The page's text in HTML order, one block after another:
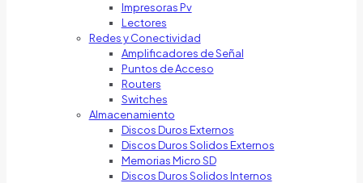
Impresoras Pv
Lectores
Redes y Conectividad
Amplificadores de Señal
Puntos de Acceso
Routers
Switches
Almacenamiento
Discos Duros Externos
Discos Duros Solidos Externos
Memorias Micro SD
Discos Duros Solidos Internos